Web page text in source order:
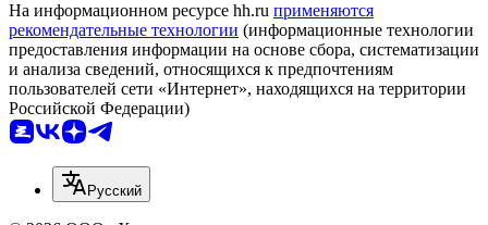
На информационном ресурсе hh.ru применяются
рекомендательные технологии (информационные технологии
предоставления информации на основе сбора, систематизации
и анализа сведений, относящихся к предпочтениям
пользователей сети «Интернет», находящихся на территории
Российской Федерации)
Русский